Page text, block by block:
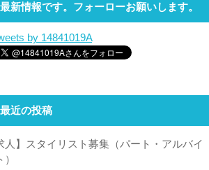
最新情報です。フォーローお願いします。
by 14841019A
最近の投稿
人】スタイリスト募集（パート・アルバイ
）